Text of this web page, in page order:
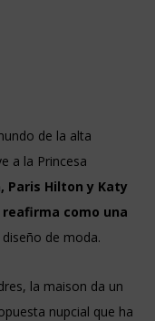
de la alta
a la Princesa
Paris Hilton y Katy
como una
diseño de moda.
la maison da un
nupcial que ha